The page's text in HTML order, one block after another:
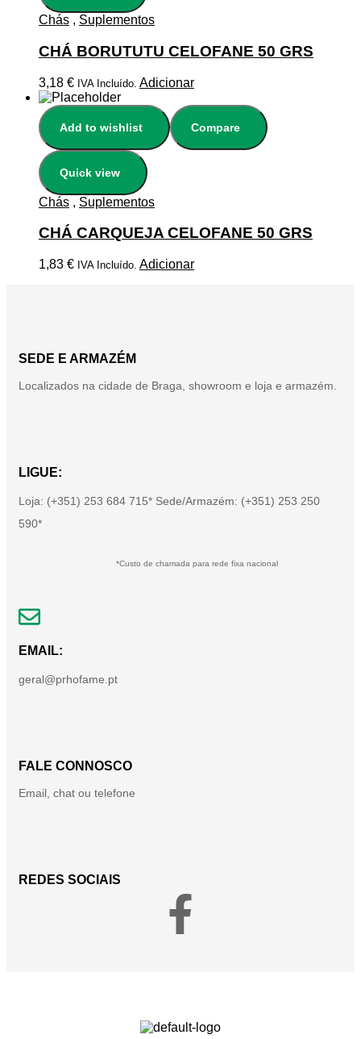
Chás , Suplementos
CHÁ BORUTUTU CELOFANE 50 GRS
3,18 € IVA Incluído. Adicionar
Add to wishlist Compare
Quick view
Chás , Suplementos
CHÁ CARQUEJA CELOFANE 50 GRS
1,83 € IVA Incluído. Adicionar
SEDE E ARMAZÉM
Localizados na cidade de Braga, showroom e loja e armazém.
LIGUE:
Loja: (+351) 253 684 715* Sede/Armazém: (+351) 253 250
590*
*Custo de chamada para rede fixa nacional
EMAIL:
geral@prhofame.pt
FALE CONNOSCO
Email, chat ou telefone
REDES SOCIAIS